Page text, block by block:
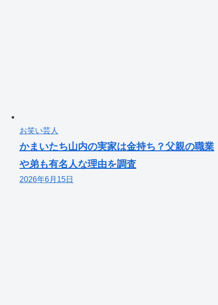
お笑い芸人
かまいたち山内の実家は金持ち？父親の職業
や弟も有名人な理由を調査
2026年6月15日